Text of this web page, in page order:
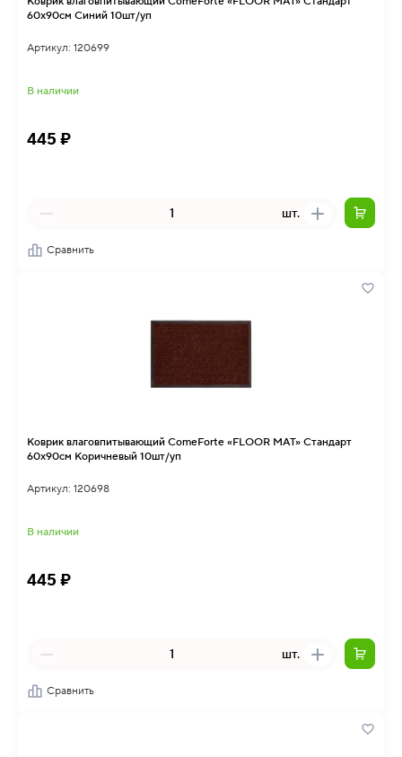
60х90см Синий 10шт/уп
Артикул: 120699
В наличии
445 ₽
шт.
Сравнить
Коврик влаговпитывающий ComeForte «FLOOR MAT» Стандарт
60х90см Коричневый 10шт/уп
Артикул: 120698
В наличии
445 ₽
шт.
Сравнить